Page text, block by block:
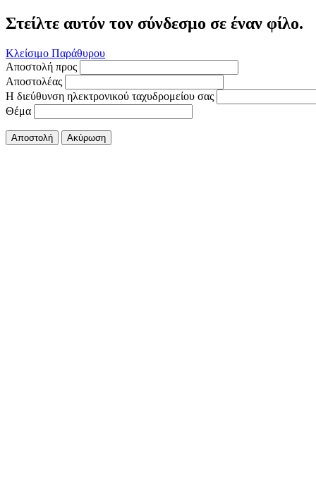
Στείλτε αυτόν τον σύνδεσμο σε έναν φίλο.
Κλείσιμο Παράθυρου
Αποστολή προς
Αποστολέας
Η διεύθυνση ηλεκτρονικού ταχυδρομείου σας
Θέμα
Αποστολή Ακύρωση